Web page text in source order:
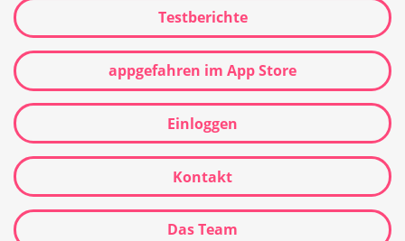
Testberichte
appgefahren im App Store
Einloggen
Kontakt
Das Team